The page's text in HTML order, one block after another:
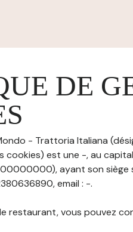
DE
- Trattoria Italiana
est une -, au
ayant son siège
email : -.
restaurant, vous pouvez